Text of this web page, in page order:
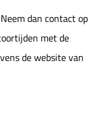
dan contact op
met de
de website van